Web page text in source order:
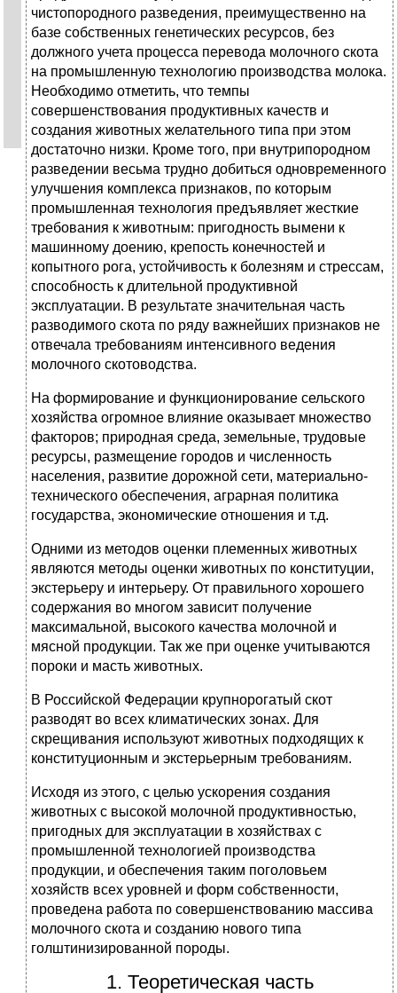
чистопородного разведения, преимущественно на
базе собственных генетических ресурсов, без
должного учета процесса перевода молочного скота
на промышленную технологию производства молока.
Необходимо отметить, что темпы
совершенствования продуктивных качеств и
создания животных желательного типа при этом
достаточно низки. Кроме того, при внутрипородном
разведении весьма трудно добиться одновременного
улучшения комплекса признаков, по которым
промышленная технология предъявляет жесткие
требования к животным: пригодность вымени к
машинному доению, крепость конечностей и
копытного рога, устойчивость к болезням и стрессам,
способность к длительной продуктивной
эксплуатации. В результате значительная часть
разводимого скота по ряду важнейших признаков не
отвечала требованиям интенсивного ведения
молочного скотоводства.
На формирование и функционирование сельского
хозяйства огромное влияние оказывает множество
факторов; природная среда, земельные, трудовые
ресурсы, размещение городов и численность
населения, развитие дорожной сети, материально-
технического обеспечения, аграрная политика
государства, экономические отношения и т.д.
Одними из методов оценки племенных животных
являются методы оценки животных по конституции,
экстерьеру и интерьеру. От правильного хорошего
содержания во многом зависит получение
максимальной, высокого качества молочной и
мясной продукции. Так же при оценке учитываются
пороки и масть животных.
В Российской Федерации крупнорогатый скот
разводят во всех климатических зонах. Для
скрещивания используют животных подходящих к
конституционным и экстерьерным требованиям.
Исходя из этого, с целью ускорения создания
животных с высокой молочной продуктивностью,
пригодных для эксплуатации в хозяйствах с
промышленной технологией производства
продукции, и обеспечения таким поголовьем
хозяйств всех уровней и форм собственности,
проведена работа по совершенствованию массива
молочного скота и созданию нового типа
голштинизированной породы.
1. Теоретическая часть